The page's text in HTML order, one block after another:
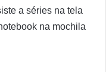
a séries na tela
na mochila